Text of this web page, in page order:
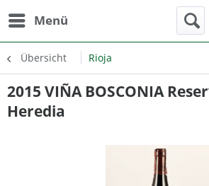
Menü
Übersicht Rioja
2015 VIÑA BOSCONIA
Heredia